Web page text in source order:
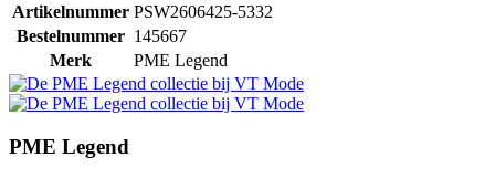
Artikelnummer PSW2606425-5332
Bestelnummer 145667
Merk
PME Legend
PME Legend